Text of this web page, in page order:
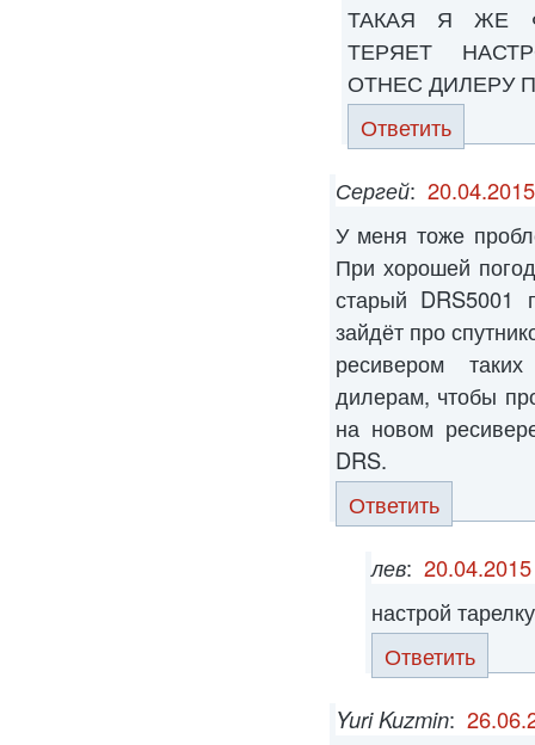
ТАКАЯ Я ЖЕ
ТЕРЯЕТ
ОТНЕС ДИЛЕРУ
Ответить
Сергей:
У меня тоже
При хорошей
старый DRS5001
зайдёт про
ресивером
дилерам, чтобы
на новом
DRS.
Ответить
лев:
настрой
Ответить
Yuri Kuzmin: